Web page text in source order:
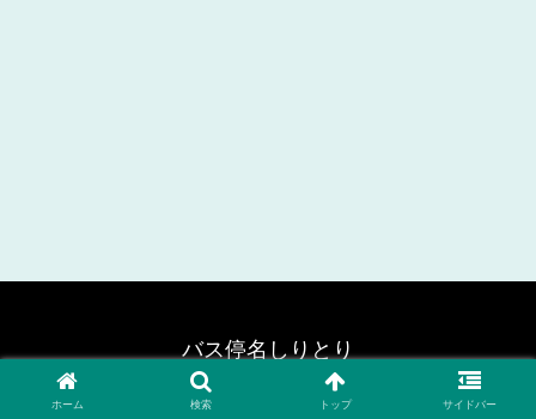
バス停名しりとり
© 2020 バス停名しりとり.
ホーム 検索 トップ サイドバー